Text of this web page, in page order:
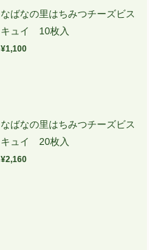
なばなの里はちみつチーズビス
キュイ 10枚入
¥1,100
なばなの里はちみつチーズビス
キュイ 20枚入
¥2,160